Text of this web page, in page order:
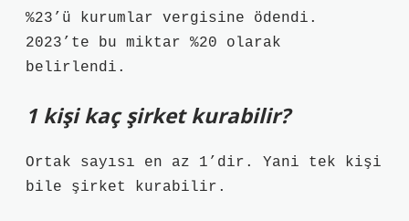
%23’ü kurumlar vergisine ödendi.
2023’te bu miktar %20 olarak
belirlendi.
1 kişi kaç şirket kurabilir?
Ortak sayısı en az 1’dir. Yani tek kişi
bile şirket kurabilir.